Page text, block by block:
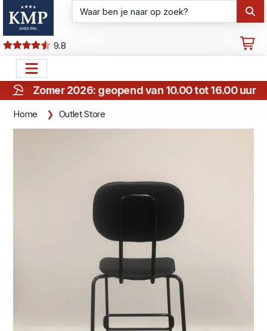
9.8
Zomer 2026: geopend van 10.00 tot 16.00 uur
Home Outlet Store